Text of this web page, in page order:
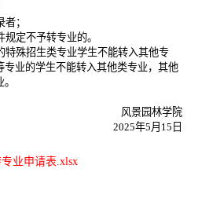
；
定不予转专业的。
特殊招生类专业学生不能转入其他专
专业的学生不能转入其他类专业，其他
风景园林学院
2025年5月15日
业申请表.xlsx